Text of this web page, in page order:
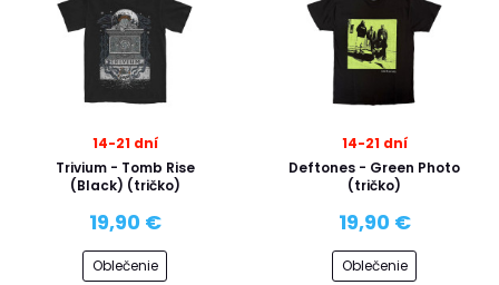
14-21 dní
Trivium - Tomb Rise
(Black) (tričko)
19,90 €
Oblečenie
14-21 dní
Deftones - Green Photo
(tričko)
19,90 €
Oblečenie